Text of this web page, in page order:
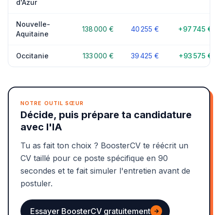
d'Azur
Nouvelle-
Aquitaine
138 000 € 40 255 € +97 745 €
Occitanie 133 000 € 39 425 € +93 575 €
NOTRE OUTIL SŒUR
Décide, puis prépare ta candidature
avec l'IA
Tu as fait ton choix ? BoosterCV te réécrit un
CV taillé pour ce poste spécifique en 90
secondes et te fait simuler l'entretien avant de
postuler.
Essayer BoosterCV gratuitement →